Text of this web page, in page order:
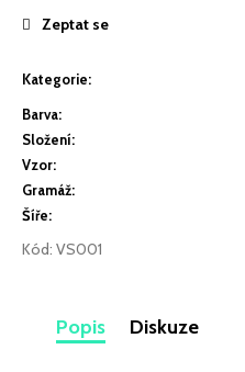
Kategorie:
Barva:
Složení:
Vzor:
Gramáž:
Šíře:
Kód: VS001
Zeptat se
Popis Diskuze
D
p
o
r
u
č
u